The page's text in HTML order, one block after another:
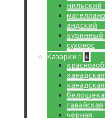
нильский
андский
куринный
сухонос
Казарки
+
канадская
гавайская
черная